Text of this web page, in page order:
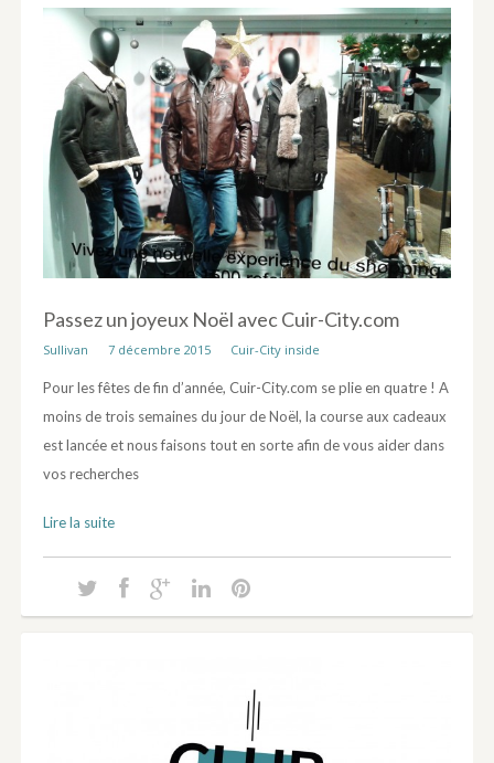
Passez un joyeux Noël avec Cuir-City.com
Sullivan 7 décembre 2015 Cuir-City inside
Pour les fêtes de fin d’année, Cuir-City.com se plie en quatre ! A
moins de trois semaines du jour de Noël, la course aux cadeaux
est lancée et nous faisons tout en sorte afin de vous aider dans
vos recherches
Lire la suite